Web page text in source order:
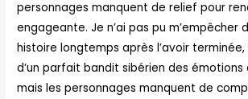
personnages manquent de relief pour
engageante. Je n’ai pas pu m’empêcher
histoire longtemps après l’avoir terminée,
d’un parfait bandit sibérien des émotions
mais les personnages manquent de